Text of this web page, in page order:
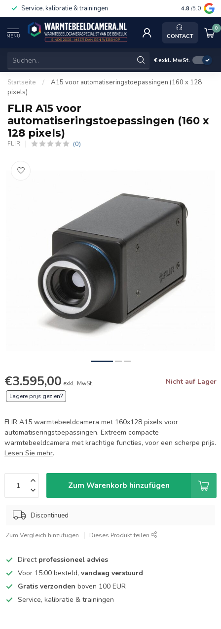
Service, kalibratie & trainingen 4.8 /5.0
MENU CONTACT
0
€exkl. MwSt.
Startseite /
A15 voor automatiseringstoepassingen (160 x 128
pixels)
FLIR A15 voor
automatiseringstoepassingen (160 x
128 pixels)
FLIR (0)
€3.595,00 exkl. MwSt. Nicht auf Lager
Lagere prijs gezien?
FLIR A15 warmtebeeldcamera met 160x128 pixels voor
automatiseringstoepassingen. Extreem compacte
warmtebeeldcamera met krachtige functies, voor een scherpe prijs.
Lesen Sie mehr.
Zum Warenkorb hinzufügen
Discontinued
Zum Vergleich hinzufügen Dieses Produkt teilen
Direct professioneel advies
Voor 15:00 besteld, vandaag verstuurd
Gratis verzonden boven 100 EUR
Service, kalibratie & trainingen